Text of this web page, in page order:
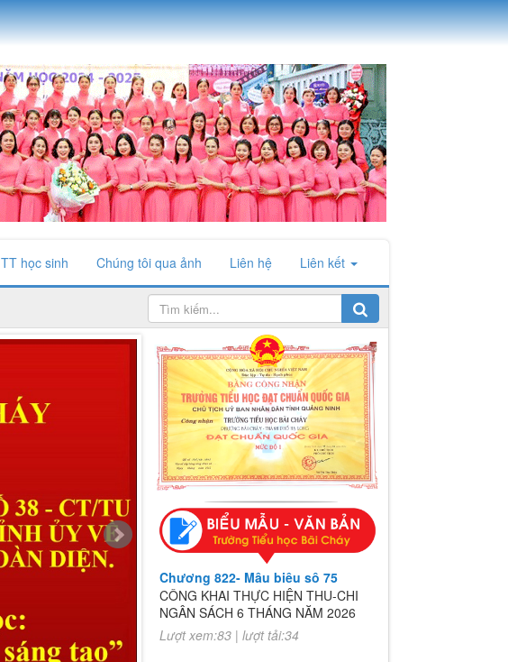
TT học sinh Chúng tôi qua ảnh Liên hệ Liên kết
Chương 822- Mẫu biểu số 75
CÔNG KHAI THỰC HIỆN THU-CHI
NGÂN SÁCH 6 THÁNG NĂM 2026
Lượt xem:83 | lượt tải:34
Chương 822- Mẫu biểu số 75